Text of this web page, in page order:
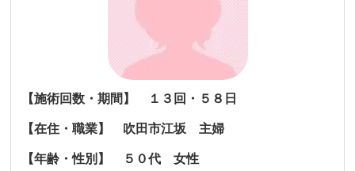
【施術回数・期間】 １３回・５８日
【在住・職業】 吹田市江坂 主婦
【年齢・性別】 ５０代 女性